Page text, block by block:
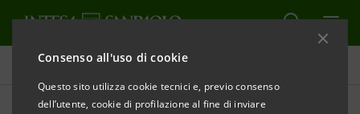
Consenso all'uso di cookie
Questo sito utilizza cookie tecnici e, previo consenso
dell’utente, cookie di profilazione al fine di inviare
Tutte le news